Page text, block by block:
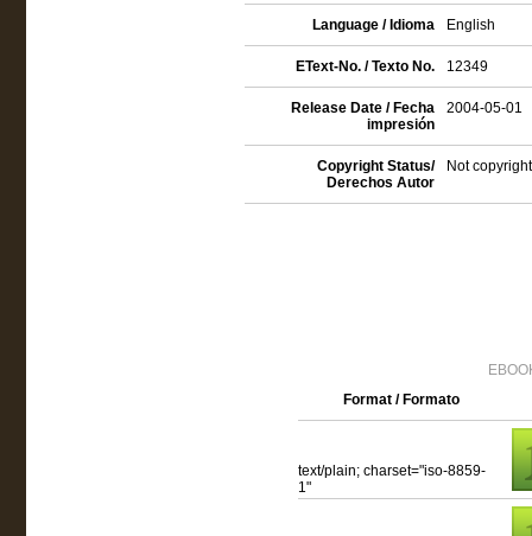
Language / Idioma English
EText-No. / Texto No. 12349
Release Date / Fecha
impresión
2004-05-01
Copyright Status/
Derechos Autor
Not
Format / Formato
text/plain; charset="iso-8859-
1"